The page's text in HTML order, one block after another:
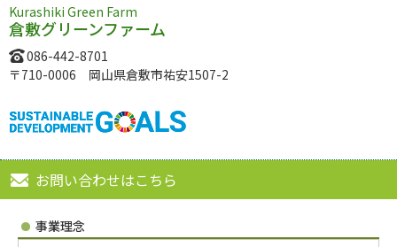
Kurashiki Green Farm
倉敷グリーンファーム
086-442-8701
〒710-0006 岡山県倉敷市祐安1507-2
お問い合わせはこちら
事業理念